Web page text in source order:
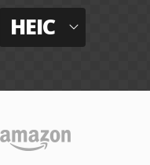
HEIC